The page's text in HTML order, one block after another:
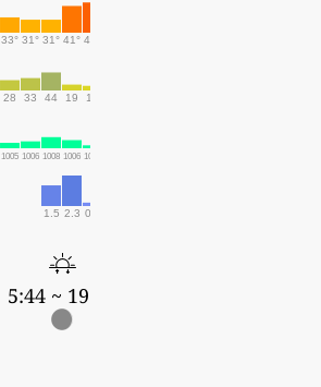
33° 31° 31° 41° 43°
28 33 44 19 17
1005 1006 1008 1006 1004
1.5 2.3 0.1
5:44 ~ 19:25